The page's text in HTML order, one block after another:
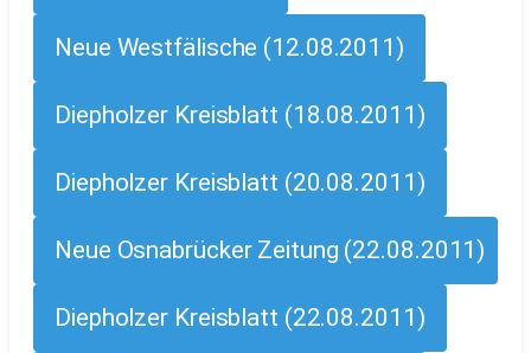
Neue Westfälische (12.08.2011)
Diepholzer Kreisblatt (18.08.2011)
Diepholzer Kreisblatt (20.08.2011)
Neue Osnabrücker Zeitung (22.08.2011)
Diepholzer Kreisblatt (22.08.2011)